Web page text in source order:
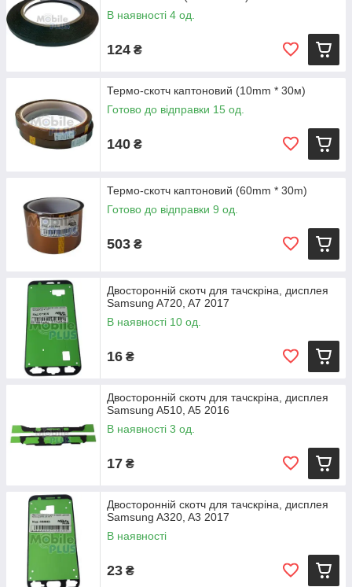
В наявності 4 од.
124 ₴
Термо-скотч каптоновий (10mm * 30м)
Готово до відправки 15 од.
140 ₴
Термо-скотч каптоновий (60mm * 30m)
Готово до відправки 9 од.
503 ₴
Двосторонній скотч для тачскріна, дисплея
Samsung A720, A7 2017
В наявності 10 од.
16 ₴
Двосторонній скотч для тачскріна, дисплея
Samsung A510, A5 2016
В наявності 3 од.
17 ₴
Двосторонній скотч для тачскріна, дисплея
Samsung A320, A3 2017
В наявності
23 ₴